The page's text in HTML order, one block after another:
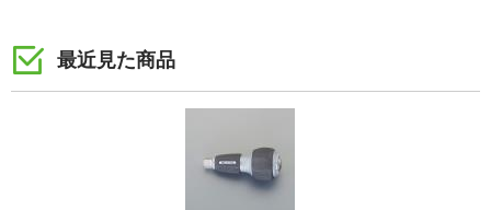
最近見た商品